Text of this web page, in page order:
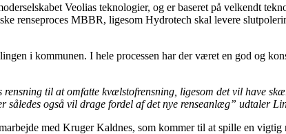
Veolias teknologier, og er baseret på velkendt
renseproces MBBR, ligesom Hydrotech skal levere
i kommunen. I hele processen har der været en god og
til at omfatte kvælstofrensning, ligesom det vil have
også vil drage fordel af det nye renseanlæg” udtaler
med Kruger Kaldnes, som kommer til at spille en